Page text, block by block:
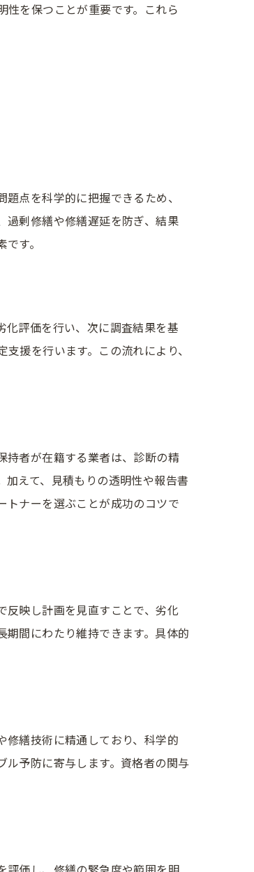
性を保つことが重要です。これら
点を科学的に把握できるため、
過剰修繕や修繕遅延を防ぎ、結果
す。
化評価を行い、次に調査結果を基
援を行います。この流れにより、
持者が在籍する業者は、診断の精
えて、見積もりの透明性や報告書
トナーを選ぶことが成功のコツで
反映し計画を見直すことで、劣化
間にわたり維持できます。具体的
修繕技術に精通しており、科学的
予防に寄与します。資格者の関与